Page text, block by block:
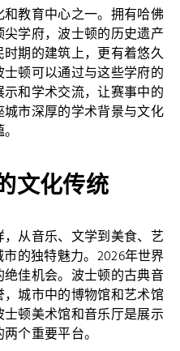
教育中心之一。拥有哈佛
学府，波士顿的历史遗产
期的建筑上，更有着悠久
顿可以通过与这些学府的
和学术交流，让赛事中的
市深厚的学术背景与文化
文化传统
从音乐、文学到美食、艺
的独特魅力。2026年世界
佳机会。波士顿的古典音
城市中的博物馆和艺术馆
顿美术馆和音乐厅是展示
个重要平台。